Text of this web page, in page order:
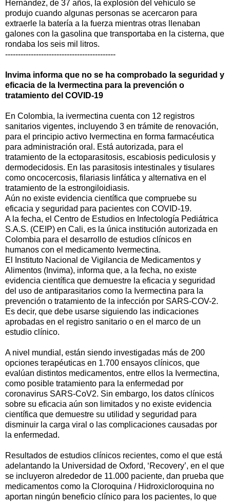
Hernández, de 37 años, la explosión del vehículo se
produjo cuando algunas personas se acercaron para
extraerle la batería a la fuerza mientras otras llenaban
galones con la gasolina que transportaba en la cisterna, que
rondaba los seis mil litros.
-------------------------------------------
Invima informa que no se ha comprobado la seguridad y
eficacia de la Ivermectina para la prevención o
tratamiento del COVID-19
En Colombia, la ivermectina cuenta con 12 registros
sanitarios vigentes, incluyendo 3 en trámite de renovación,
para el principio activo Ivermectina en forma farmacéutica
para administración oral. Está autorizada, para el
tratamiento de la ectoparasitosis, escabiosis pediculosis y
dermodecidosis. En las parasitosis intestinales y tisulares
como oncocercosis, filariasis linfática y alternativa en el
tratamiento de la estrongiloidiasis.
Aún no existe evidencia científica que compruebe su
eficacia y seguridad para pacientes con COVID-19.
A la fecha, el Centro de Estudios en Infectología Pediátrica
S.A.S. (CEIP) en Cali, es la única institución autorizada en
Colombia para el desarrollo de estudios clínicos en
humanos con el medicamento Ivermectina.
El Instituto Nacional de Vigilancia de Medicamentos y
Alimentos (Invima), informa que, a la fecha, no existe
evidencia científica que demuestre la eficacia y seguridad
del uso de antiparasitarios como la Ivermectina para la
prevención o tratamiento de la infección por SARS-COV-2.
Es decir, que debe usarse siguiendo las indicaciones
aprobadas en el registro sanitario o en el marco de un
estudio clínico.
A nivel mundial, están siendo investigadas más de 200
opciones terapéuticas en 1.700 ensayos clínicos, que
evalúan distintos medicamentos, entre ellos la Ivermectina,
como posible tratamiento para la enfermedad por
coronavirus SARS-CoV2. Sin embargo, los datos clínicos
sobre su eficacia aún son limitados y no existe evidencia
científica que demuestre su utilidad y seguridad para
disminuir la carga viral o las complicaciones causadas por
la enfermedad.
Resultados de estudios clínicos recientes, como el que está
adelantando la Universidad de Oxford, ‘Recovery’, en el que
se incluyeron alrededor de 11.000 paciente, dan prueba que
medicamentos como la Cloroquina / Hidroxicloroquina no
aportan ningún beneficio clínico para los pacientes, lo que